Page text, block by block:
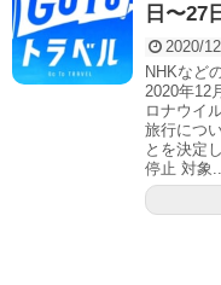
日〜27
2020/
NHKなど
2020年12
ロナウイ
旅行につ
とを決定
停止 対象...